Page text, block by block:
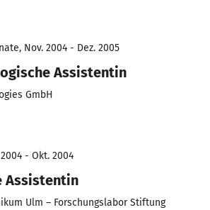
Nov. 2004 - Dez. 2005
Assistentin
GmbH
- Okt. 2004
Assistentin
Ulm – Forschungslabor Stiftung